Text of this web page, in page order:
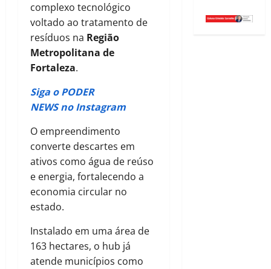
complexo tecnológico
voltado ao tratamento de
resíduos na Região
Metropolitana de
Fortaleza.
Siga o PODER
NEWS no Instagram
O empreendimento
converte descartes em
ativos como água de reúso
e energia, fortalecendo a
economia circular no
estado.
Instalado em uma área de
163 hectares, o hub já
atende municípios como